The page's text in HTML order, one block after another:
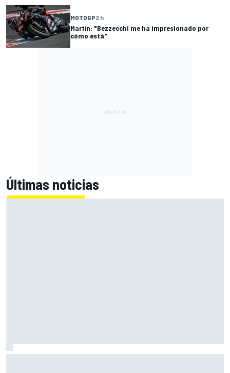
MOTOGP2 h
Martín: "Bezzecchi me ha impresionado por
cómo está"
Últimas noticias